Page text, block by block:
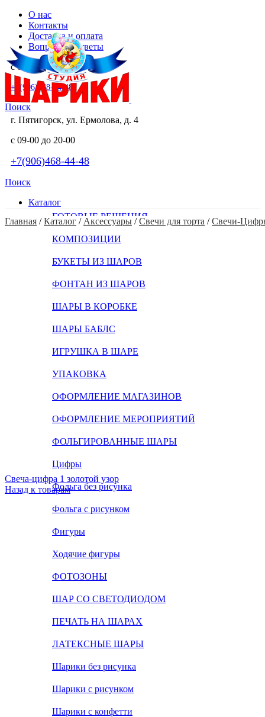
О нас
Контакты
Доставка и оплата
Вопросы и ответы
с 09-00 до 20-00
+7(906)468-44-48
Поиск
г. Пятигорск, ул. Ермолова, д. 4
с 09-00 до 20-00
+7(906)468-44-48
Поиск
Каталог
ГОТОВЫЕ РЕШЕНИЯ
КОМПОЗИЦИИ
БУКЕТЫ ИЗ ШАРОВ
ФОНТАН ИЗ ШАРОВ
ШАРЫ В КОРОБКЕ
ШАРЫ БАБЛС
ИГРУШКА В ШАРЕ
УПАКОВКА
ОФОРМЛЕНИЕ МАГАЗИНОВ
ОФОРМЛЕНИЕ МЕРОПРИЯТИЙ
ФОЛЬГИРОВАННЫЕ ШАРЫ
Цифры
Фольга без рисунка
Фольга с рисунком
Фигуры
Ходячие фигуры
ФОТОЗОНЫ
ШАР СО СВЕТОДИОДОМ
ПЕЧАТЬ НА ШАРАХ
ЛАТЕКСНЫЕ ШАРЫ
Шарики без рисунка
Шарики с рисунком
Шарики с конфетти
Главная / Каталог / Аксессуары / Свечи для торта / Свечи-
Свеча-цифра 1 золотой узор
Назад к товарам